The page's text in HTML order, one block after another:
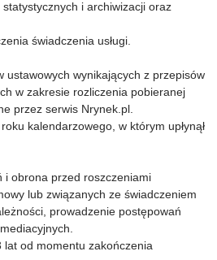
i archiwizacji oraz
świadczenia usługi.
ustawowych wynikających z przepisów
w zakresie rozliczenia pobieranej
przez serwis Nrynek.pl.
kalendarzowego, w którym upłynął
i obrona przed roszczeniami
lub związanych ze świadczeniem
prowadzenie postępowań
lat od momentu zakończenia